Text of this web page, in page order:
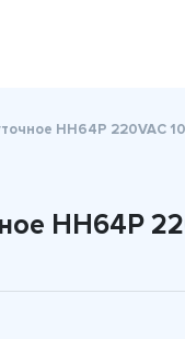
HH64P 220VAC
HH64P